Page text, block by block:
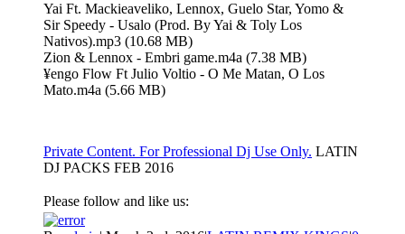
Yai Ft. Mackieaveliko, Lennox, Guelo Star, Yomo &
Sir Speedy - Usalo (Prod. By Yai & Toly Los
Nativos).mp3 (10.68 MB)
Zion & Lennox - Embri game.m4a (7.38 MB)
¥engo Flow Ft Julio Voltio - O Me Matan, O Los
Mato.m4a (5.66 MB)
Private Content. For Professional Dj Use Only. LATIN
DJ PACKS FEB 2016
Please follow and like us: